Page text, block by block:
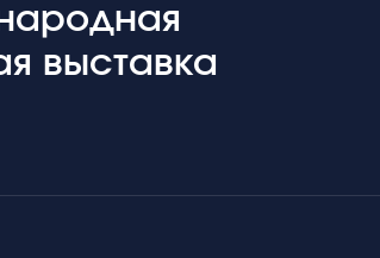
выставка